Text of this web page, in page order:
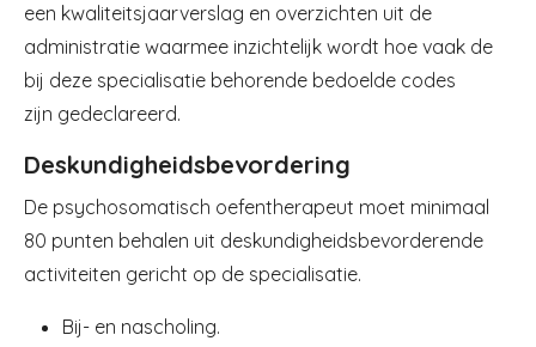
een kwaliteitsjaarverslag en overzichten uit de
administratie waarmee inzichtelijk wordt hoe vaak de
bij deze specialisatie behorende bedoelde codes
zijn gedeclareerd.
Deskundigheidsbevordering
De psychosomatisch oefentherapeut moet minimaal
80 punten behalen uit deskundigheidsbevorderende
activiteiten gericht op de specialisatie.
Bij- en nascholing.